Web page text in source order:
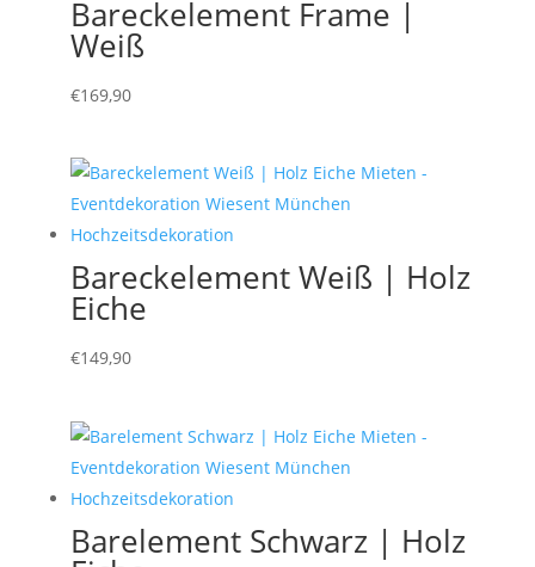
Bareckelement Frame |
Weiß
€169,90
Bareckelement Weiß | Holz
Eiche
€149,90
Barelement Schwarz | Holz